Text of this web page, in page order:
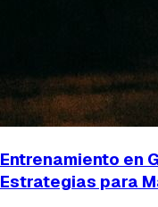
Entrenamiento en
Estrategias para